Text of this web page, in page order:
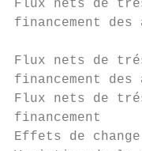
Flux nets de
Flux nets de
Flux nets de
Effets de